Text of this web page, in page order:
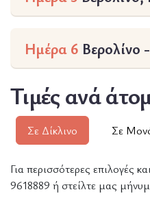
Ημέρα 6 Βερολίνο
Τιμές ανά
Σε Δίκλινο Σε
Για περισσότερες επιλογές
9618889 ή στείλτε μας